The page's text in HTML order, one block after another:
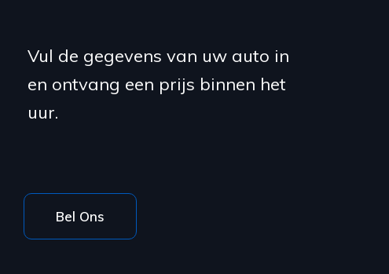
Vul de gegevens van uw auto in
en ontvang een prijs binnen het
uur.
Bel Ons